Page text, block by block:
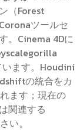
（Forest
ツールセ
。Cinema 4Dに
ます。Houdini
の統合をカ
ます；現在の
関連する
い。